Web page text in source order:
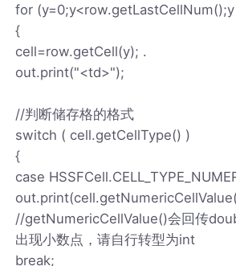
for
{
cell=row.getCell(y); .
out.print("<td>");
//判断储存格的格式
switch ( cell.getCellType() )
{
case
//getNumericCellValue()会回传
出现小数点，请自行转型为int
break;